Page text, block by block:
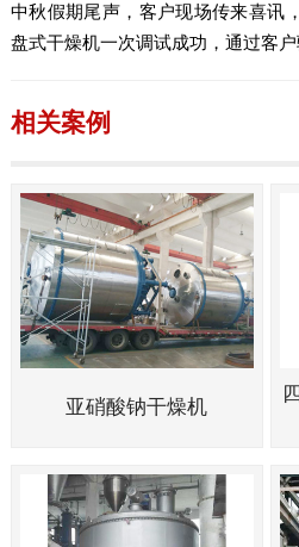
中秋假期尾声，客户现场传来喜讯
盘式干燥机一次调试成功，通过客户
相关案例
亚硝酸钠干燥机